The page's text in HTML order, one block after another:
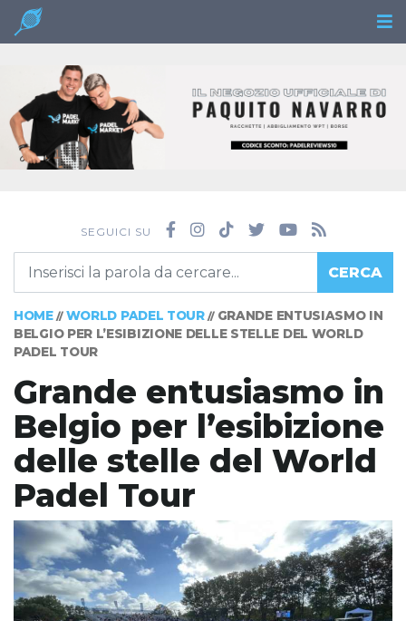
SEGUICI SU
CERCA
HOME// WORLD PADEL TOUR// GRANDE ENTUSIASMO IN
BELGIO PER L’ESIBIZIONE DELLE STELLE DEL WORLD
PADEL TOUR
Grande entusiasmo in
Belgio per l’esibizione
delle stelle del World
Padel Tour